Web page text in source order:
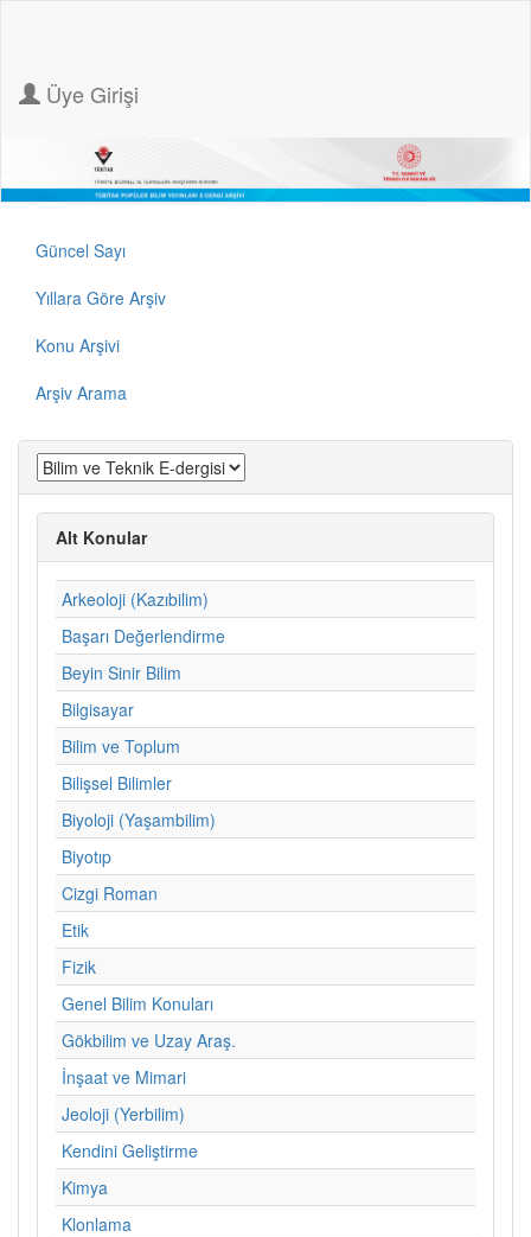
Üye Girişi
Güncel Sayı
Yıllara Göre Arşiv
Konu Arşivi
Arşiv Arama
Alt Konular
Arkeoloji (Kazıbilim)
Başarı Değerlendirme
Beyin Sinir Bilim
Bilgisayar
Bilim ve Toplum
Bilişsel Bilimler
Biyoloji (Yaşambilim)
Biyotıp
Cizgi Roman
Etik
Fizik
Genel Bilim Konuları
Gökbilim ve Uzay Araş.
İnşaat ve Mimari
Jeoloji (Yerbilim)
Kendini Geliştirme
Kimya
Klonlama